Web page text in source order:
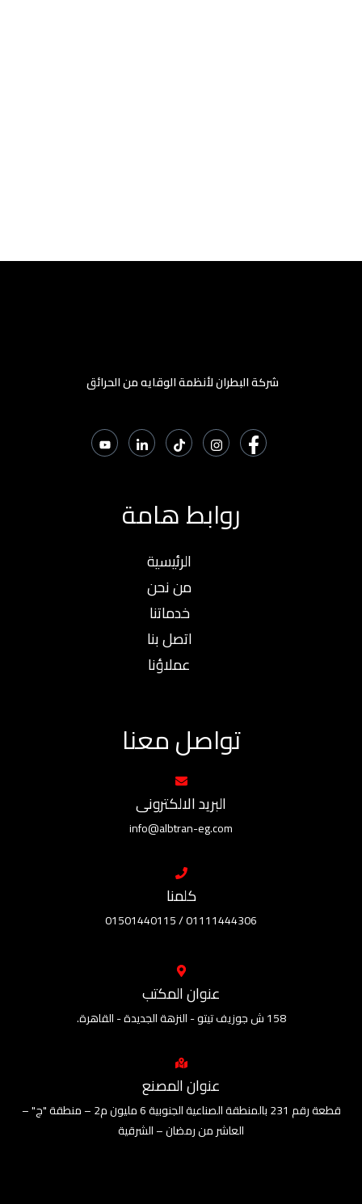
شركة البطران لأنظمة الوقايه من الحرائق
روابط هامة
الرئيسية
من نحن
خدماتنا
اتصل بنا
عملاؤنا
تواصل معنا
البريد الالكترونى
info@albtran-eg.com
كلمنا
01111444306 / 01501440115
عنوان المكتب
158 ش جوزيف تيتو - النزهة الجديدة - القاهرة.
عنوان المصنع
قطعة رقم 231 بالمنطقة الصناعية الجنوبية 6 مليون م2 – منطقة "ج" –
العاشر من رمضان – الشرقية